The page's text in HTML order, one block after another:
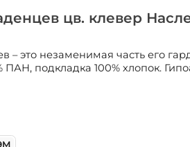
цв. клевер
– это незаменимая часть его
ПАН, подкладка 100% хлопок.